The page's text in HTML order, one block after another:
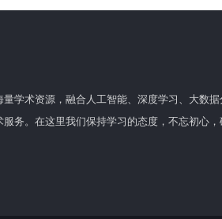
量学术资源，融合人工智能、深度学习、大数
务。在这里我们保持学习的态度，不忘初心，